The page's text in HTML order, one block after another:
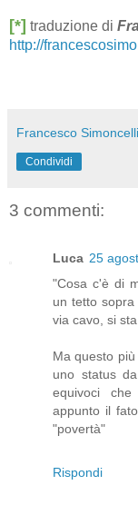
[*] traduzione di
http://
Francesco Simoncelli
Condividi
3 commenti:
Luca 25
"Cosa c'è di
un tetto
via cavo, si
Ma questo
uno status
equivoci
appunto il
"povertà"
Rispondi